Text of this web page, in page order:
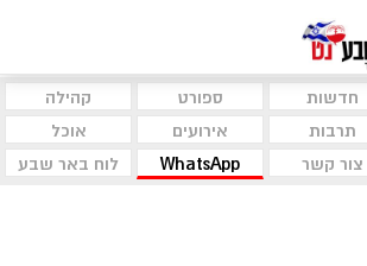
חדשות ספורט
קהילה
תרבות אירועים
אוכל
צור קשר WhatsApp לוח באר שבע